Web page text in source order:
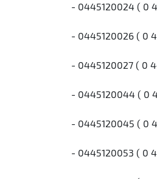
- 0445120024 ( 0
- 0445120026 ( 0
- 0445120027 ( 0
- 0445120044 ( 0
- 0445120045 ( 0
- 0445120053 ( 0